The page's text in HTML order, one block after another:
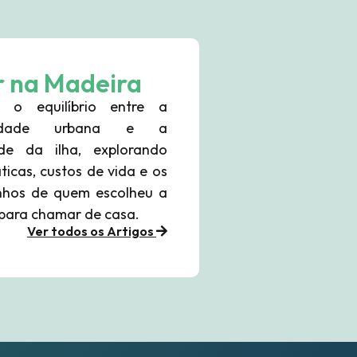
além do postal: O que
significa chamar casa à
na Madeira
o equilíbrio entre a
urbana e a
da ilha, explorando
custos de vida e os
de quem escolheu a
chamar de casa.
Ver todos os Artigos